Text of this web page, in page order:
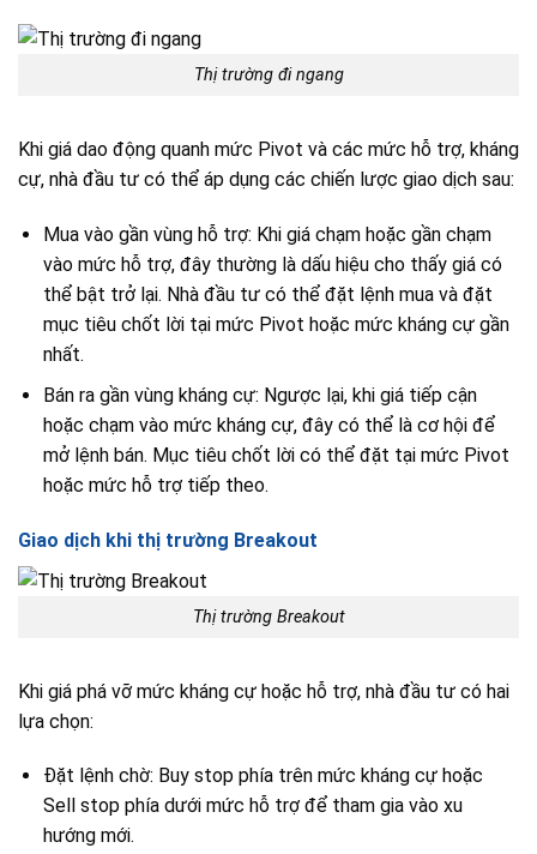
Thị trường đi ngang
Khi giá dao động quanh mức Pivot và các mức hỗ trợ, kháng
cự, nhà đầu tư có thể áp dụng các chiến lược giao dịch sau:
Mua vào gần vùng hỗ trợ: Khi giá chạm hoặc gần chạm
vào mức hỗ trợ, đây thường là dấu hiệu cho thấy giá có
thể bật trở lại. Nhà đầu tư có thể đặt lệnh mua và đặt
mục tiêu chốt lời tại mức Pivot hoặc mức kháng cự gần
nhất.
Bán ra gần vùng kháng cự: Ngược lại, khi giá tiếp cận
hoặc chạm vào mức kháng cự, đây có thể là cơ hội để
mở lệnh bán. Mục tiêu chốt lời có thể đặt tại mức Pivot
hoặc mức hỗ trợ tiếp theo.
Giao dịch khi thị trường Breakout
Thị trường Breakout
Khi giá phá vỡ mức kháng cự hoặc hỗ trợ, nhà đầu tư có hai
lựa chọn:
Đặt lệnh chờ: Buy stop phía trên mức kháng cự hoặc
Sell stop phía dưới mức hỗ trợ để tham gia vào xu
hướng mới.